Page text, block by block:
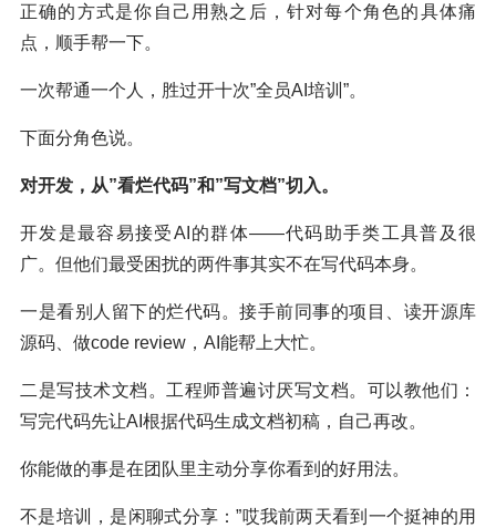
正确的方式是你自己用熟之后，针对每个角色的具体痛
点，顺手帮一下。
一次帮通一个人，胜过开十次”全员AI培训”。
下面分角色说。
对开发，从”看烂代码”和”写文档”切入。
开发是最容易接受AI的群体——代码助手类工具普及很
广。但他们最受困扰的两件事其实不在写代码本身。
一是看别人留下的烂代码。接手前同事的项目、读开源库
源码、做code review，AI能帮上大忙。
二是写技术文档。工程师普遍讨厌写文档。可以教他们：
写完代码先让AI根据代码生成文档初稿，自己再改。
你能做的事是在团队里主动分享你看到的好用法。
不是培训，是闲聊式分享：”哎我前两天看到一个挺神的用